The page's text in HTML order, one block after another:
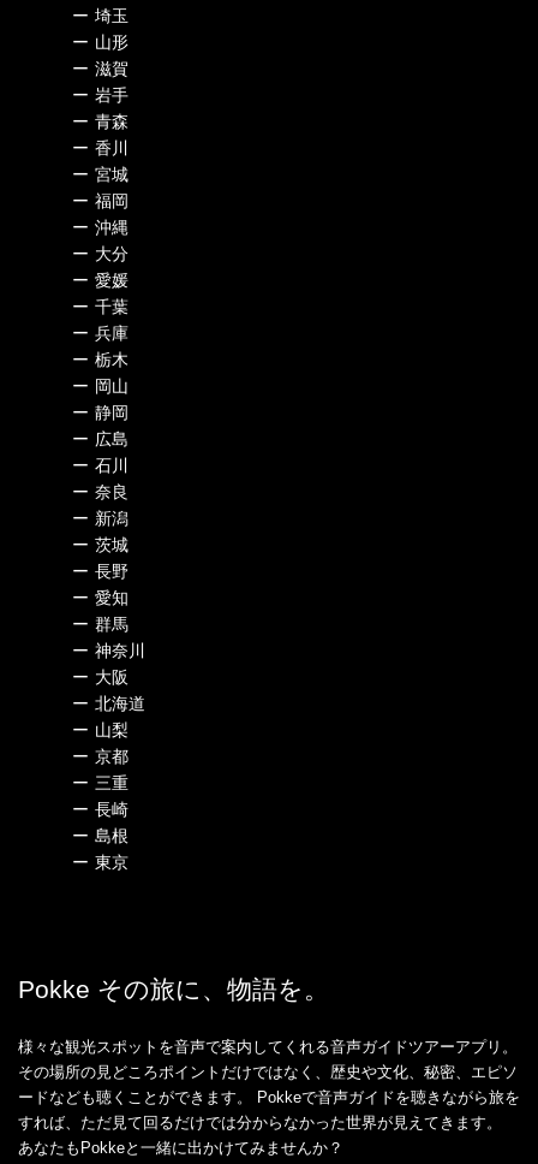
ー 埼玉
ー 山形
ー 滋賀
ー 岩手
ー 青森
ー 香川
ー 宮城
ー 福岡
ー 沖縄
ー 大分
ー 愛媛
ー 千葉
ー 兵庫
ー 栃木
ー 岡山
ー 静岡
ー 広島
ー 石川
ー 奈良
ー 新潟
ー 茨城
ー 長野
ー 愛知
ー 群馬
ー 神奈川
ー 大阪
ー 北海道
ー 山梨
ー 京都
ー 三重
ー 長崎
ー 島根
ー 東京
Pokke その旅に、物語を。
様々な観光スポットを音声で案内してくれる音声ガイドツアーアプリ。
その場所の見どころポイントだけではなく、歴史や文化、秘密、エピソ
ードなども聴くことができます。 Pokkeで音声ガイドを聴きながら旅を
すれば、ただ見て回るだけでは分からなかった世界が見えてきます。
あなたもPokkeと一緒に出かけてみませんか？